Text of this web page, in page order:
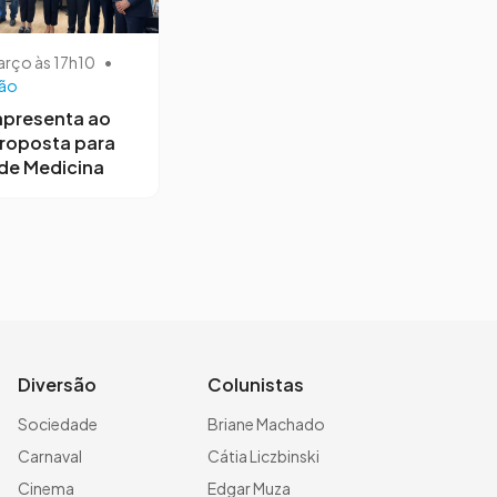
às 17h10 •
ao
para
Medicina
Diversão
Sociedade
Carnaval
Cinema
Colunistas
Briane Machado
Cátia Liczbinski
Edgar Muza